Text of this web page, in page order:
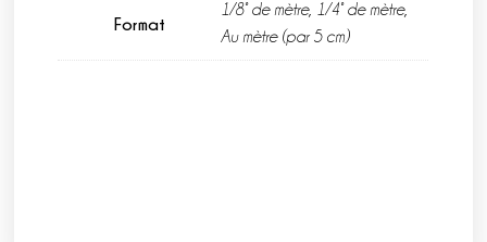
Format
1/8° de mètre, 1/4° de mètre,
Au mètre (par 5 cm)